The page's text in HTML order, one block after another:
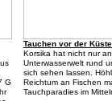
G
Tauchen vor der
Korsika hat nicht nur
Unterwasserwelt rund
sich sehen lassen.
Reichtum an Fischen
Tauchparadies im